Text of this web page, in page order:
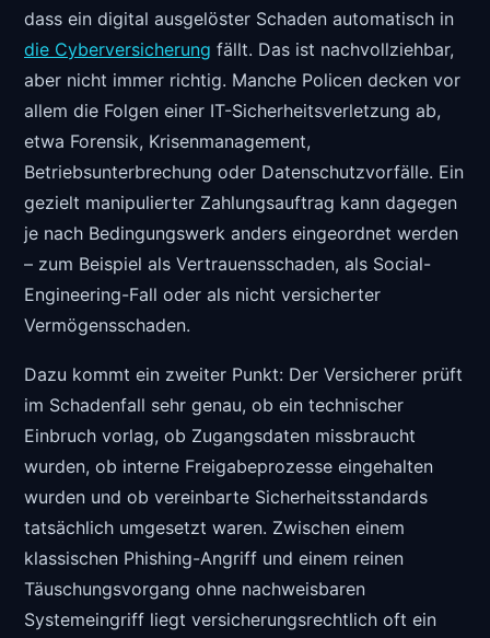
dass ein digital ausgelöster Schaden automatisch in
die Cyberversicherung fällt. Das ist nachvollziehbar,
aber nicht immer richtig. Manche Policen decken vor
allem die Folgen einer IT-Sicherheitsverletzung ab,
etwa Forensik, Krisenmanagement,
Betriebsunterbrechung oder Datenschutzvorfälle. Ein
gezielt manipulierter Zahlungsauftrag kann dagegen
je nach Bedingungswerk anders eingeordnet werden
– zum Beispiel als Vertrauensschaden, als Social-
Engineering-Fall oder als nicht versicherter
Vermögensschaden.
Dazu kommt ein zweiter Punkt: Der Versicherer prüft
im Schadenfall sehr genau, ob ein technischer
Einbruch vorlag, ob Zugangsdaten missbraucht
wurden, ob interne Freigabeprozesse eingehalten
wurden und ob vereinbarte Sicherheitsstandards
tatsächlich umgesetzt waren. Zwischen einem
klassischen Phishing-Angriff und einem reinen
Täuschungsvorgang ohne nachweisbaren
Systemeingriff liegt versicherungsrechtlich oft ein